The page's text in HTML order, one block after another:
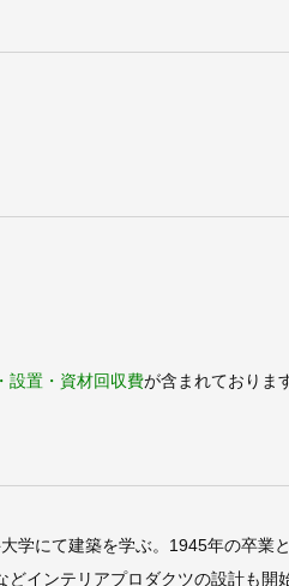
設置・資材回収費が含まれておりま
学にて建築を学ぶ。1945年の卒業
インテリアプロダクツの設計も開